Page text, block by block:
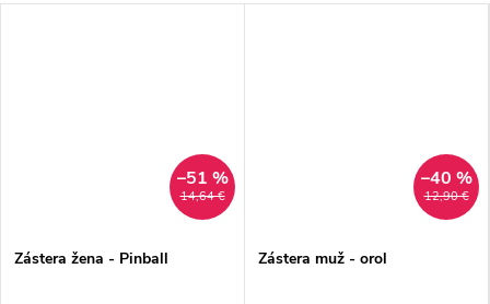
14,64 €
–51 %
Zástera žena - Pinball
12,90 €
–40 %
Zástera muž - orol